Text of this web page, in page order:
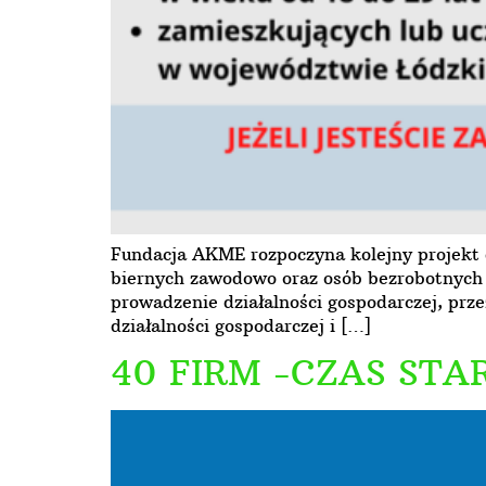
Fundacja AKME rozpoczyna kolejny
biernych zawodowo oraz osób
prowadzenie działalności gospodarczej,
działalności gospodarczej i […]
40 FIRM -CZAS